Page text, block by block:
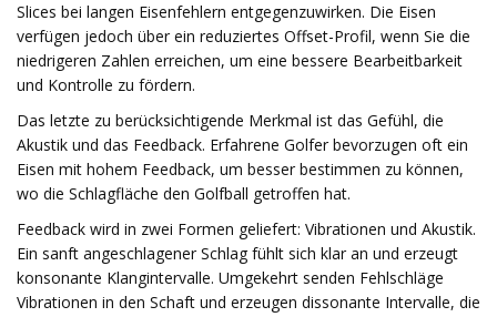
Slices bei langen Eisenfehlern entgegenzuwirken. Die Eisen
verfügen jedoch über ein reduziertes Offset-Profil, wenn Sie die
niedrigeren Zahlen erreichen, um eine bessere Bearbeitbarkeit
und Kontrolle zu fördern.
Das letzte zu berücksichtigende Merkmal ist das Gefühl, die
Akustik und das Feedback. Erfahrene Golfer bevorzugen oft ein
Eisen mit hohem Feedback, um besser bestimmen zu können,
wo die Schlagfläche den Golfball getroffen hat.
Feedback wird in zwei Formen geliefert: Vibrationen und Akustik.
Ein sanft angeschlagener Schlag fühlt sich klar an und erzeugt
konsonante Klangintervalle. Umgekehrt senden Fehlschläge
Vibrationen in den Schaft und erzeugen dissonante Intervalle, die